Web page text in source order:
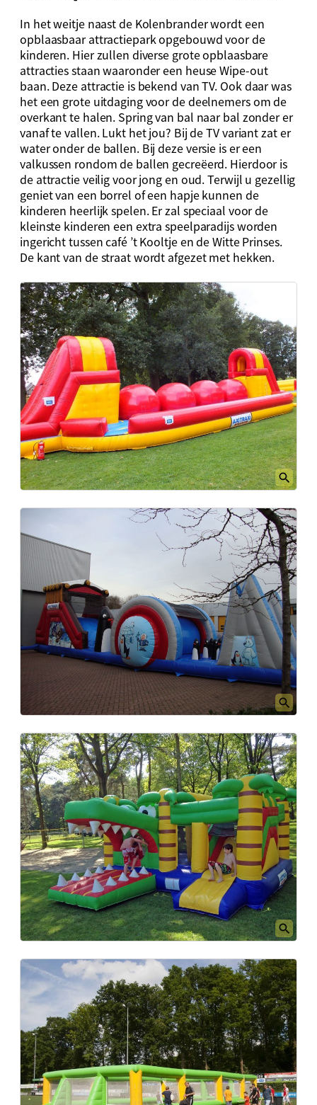
In het weitje naast de Kolenbrander wordt een
opblaasbaar attractiepark opgebouwd voor de
kinderen. Hier zullen diverse grote opblaasbare
attracties staan waaronder een heuse Wipe-out
baan. Deze attractie is bekend van TV. Ook daar was
het een grote uitdaging voor de deelnemers om de
overkant te halen. Spring van bal naar bal zonder er
vanaf te vallen. Lukt het jou? Bij de TV variant zat er
water onder de ballen. Bij deze versie is er een
valkussen rondom de ballen gecreëerd. Hierdoor is
de attractie veilig voor jong en oud. Terwijl u gezellig
geniet van een borrel of een hapje kunnen de
kinderen heerlijk spelen. Er zal speciaal voor de
kleinste kinderen een extra speelparadijs worden
ingericht tussen café ’t Kooltje en de Witte Prinses.
De kant van de straat wordt afgezet met hekken.